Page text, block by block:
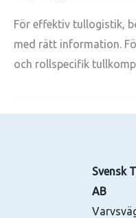
För effektiv tullogistik,
med rätt information.
och rollspecifik
Svensk
AB